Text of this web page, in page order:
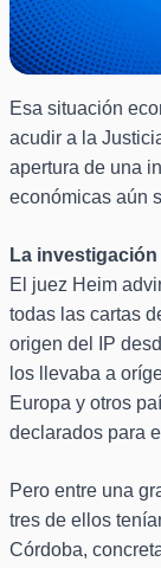
Esa situación
acudir a la
apertura de una
económicas aún
La investigación
El juez Heim
todas las cartas
origen del IP
los llevaba a
Europa y otros
declarados para
Pero entre una
tres de ellos
Córdoba,